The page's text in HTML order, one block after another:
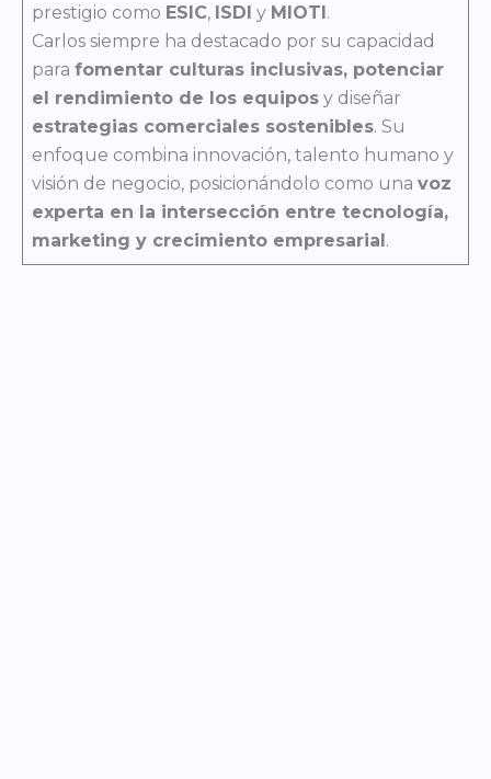
prestigio como ESIC, ISDI y MIOTI.
Carlos siempre ha destacado por su capacidad
para fomentar culturas inclusivas, potenciar
el rendimiento de los equipos y diseñar
estrategias comerciales sostenibles. Su
enfoque combina innovación, talento humano y
visión de negocio, posicionándolo como una voz
experta en la intersección entre tecnología,
marketing y crecimiento empresarial.